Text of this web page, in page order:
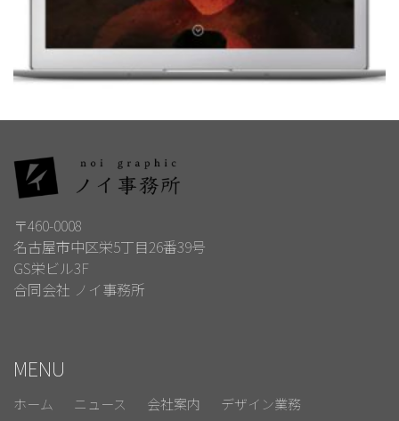
〒460-0008
名古屋市中区栄5丁目26番39号
GS栄ビル3F
合同会社 ノイ事務所
MENU
ホーム ニュース 会社案内
デザイン業務